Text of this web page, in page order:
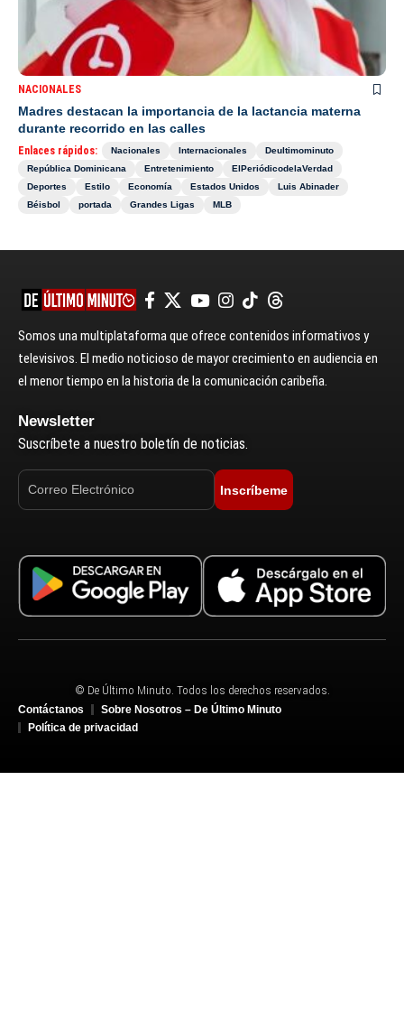
NACIONALES
Madres destacan la importancia de la lactancia materna
durante recorrido en las calles
Enlaces rápidos: Nacionales Internacionales
Deultimominuto
República Dominicana
Entretenimiento
ElPeriódicodelaVerdad
Deportes
Estilo Economía Estados Unidos
Luis Abinader
Béisbol
portada Grandes Ligas MLB
Somos una multiplataforma que ofrece contenidos informativos y
televisivos. El medio noticioso de mayor crecimiento en audiencia en
el menor tiempo en la historia de la comunicación caribeña.
Newsletter
Suscríbete a nuestro boletín de noticias.
Inscríbeme
© De Último Minuto. Todos los derechos reservados.
Contáctanos
Sobre Nosotros – De Último Minuto
Política de privacidad